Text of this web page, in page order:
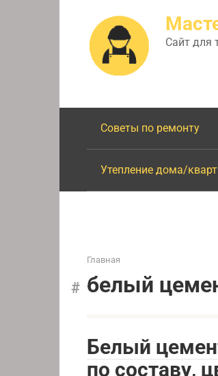
Сайт для
Советы по ремонту
Утепление дома/
Главная
белый
Белый
по составу,